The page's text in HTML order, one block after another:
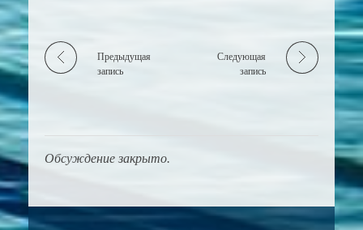
Предыдущая
запись
Следующая
запись
Обсуждение закрыто.